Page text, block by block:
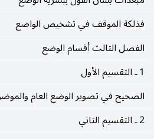
فذلكة الموقف في تشخيص الواضع
الفصل الثالث أقسام الوضع
1 ـ التقسيم الأول
الصحيح في تصوير الوضع العام
2 ـ التقسيم الثاني
الكيفي.
والإنسان تحدث استجاباته
الثلاثة ، فإذا أطلق شخص مثلا
انتقل إلى الذهن تصور ذلك